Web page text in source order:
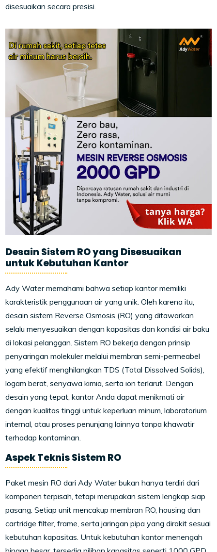
disesuaikan secara presisi.
Desain Sistem RO yang Disesuaikan
untuk Kebutuhan Kantor
Ady Water memahami bahwa setiap kantor memiliki
karakteristik penggunaan air yang unik. Oleh karena itu,
desain sistem Reverse Osmosis (RO) yang ditawarkan
selalu menyesuaikan dengan kapasitas dan kondisi air baku
di lokasi pelanggan. Sistem RO bekerja dengan prinsip
penyaringan molekuler melalui membran semi-permeabel
yang efektif menghilangkan TDS (Total Dissolved Solids),
logam berat, senyawa kimia, serta ion terlarut. Dengan
desain yang tepat, kantor Anda dapat menikmati air
dengan kualitas tinggi untuk keperluan minum, laboratorium
internal, atau proses penunjang lainnya tanpa khawatir
terhadap kontaminan.
Aspek Teknis Sistem RO
Paket mesin RO dari Ady Water bukan hanya terdiri dari
komponen terpisah, tetapi merupakan sistem lengkap siap
pasang. Setiap unit mencakup membran RO, housing dan
cartridge filter, frame, serta jaringan pipa yang dirakit sesuai
kebutuhan kapasitas. Untuk kebutuhan kantor menengah